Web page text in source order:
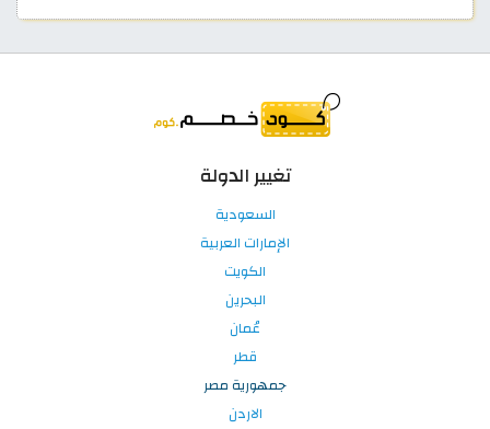
تغيير الدولة
السعودية
الإمارات العربية
الكويت
البحرين
عُمان
قطر
جمهورية مصر
الاردن